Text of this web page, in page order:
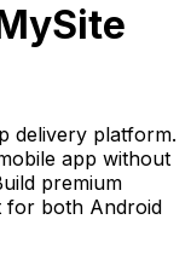
delivery platform.
app without
premium
for both Android